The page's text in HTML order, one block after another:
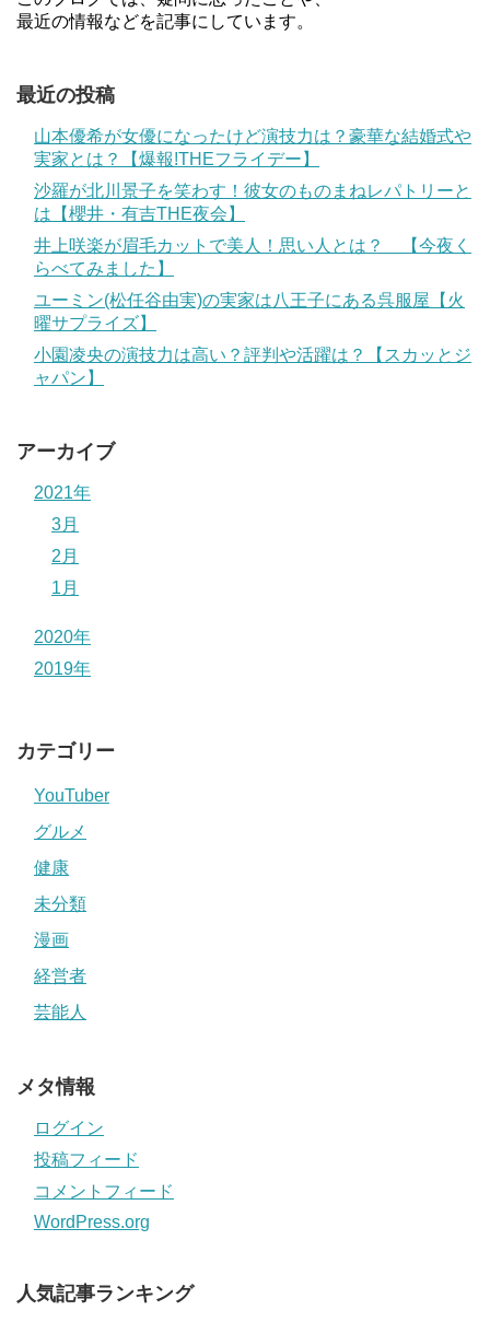
最近の情報などを記事にしています。
最近の投稿
山本優希が女優になったけど演技力は？豪華な結婚式や
実家とは？【爆報!THEフライデー】
沙羅が北川景子を笑わす！彼女のものまねレパトリーと
は【櫻井・有吉THE夜会】
井上咲楽が眉毛カットで美人！思い人とは？ 【今夜く
らべてみました】
ユーミン(松任谷由実)の実家は八王子にある呉服屋【火
曜サプライズ】
小園凌央の演技力は高い？評判や活躍は？【スカッとジ
ャパン】
アーカイブ
2021年
3月
2月
1月
2020年
2019年
カテゴリー
YouTuber
グルメ
健康
未分類
漫画
経営者
芸能人
メタ情報
ログイン
投稿フィード
コメントフィード
WordPress.org
人気記事ランキング